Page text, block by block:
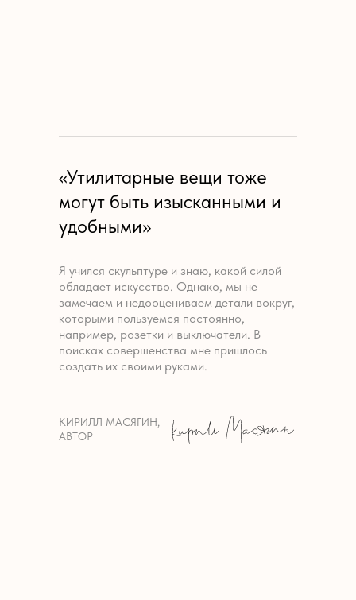
«Утилитарные вещи тоже
могут быть изысканными и
удобными»
Я учился скульптуре и знаю, какой силой
обладает искусство. Однако, мы не
замечаем и недооцениваем детали вокруг,
которыми пользуемся постоянно,
например, розетки и выключатели. В
поисках совершенства мне пришлось
создать их своими руками.
КИРИЛЛ МАСЯГИН,
АВТОР